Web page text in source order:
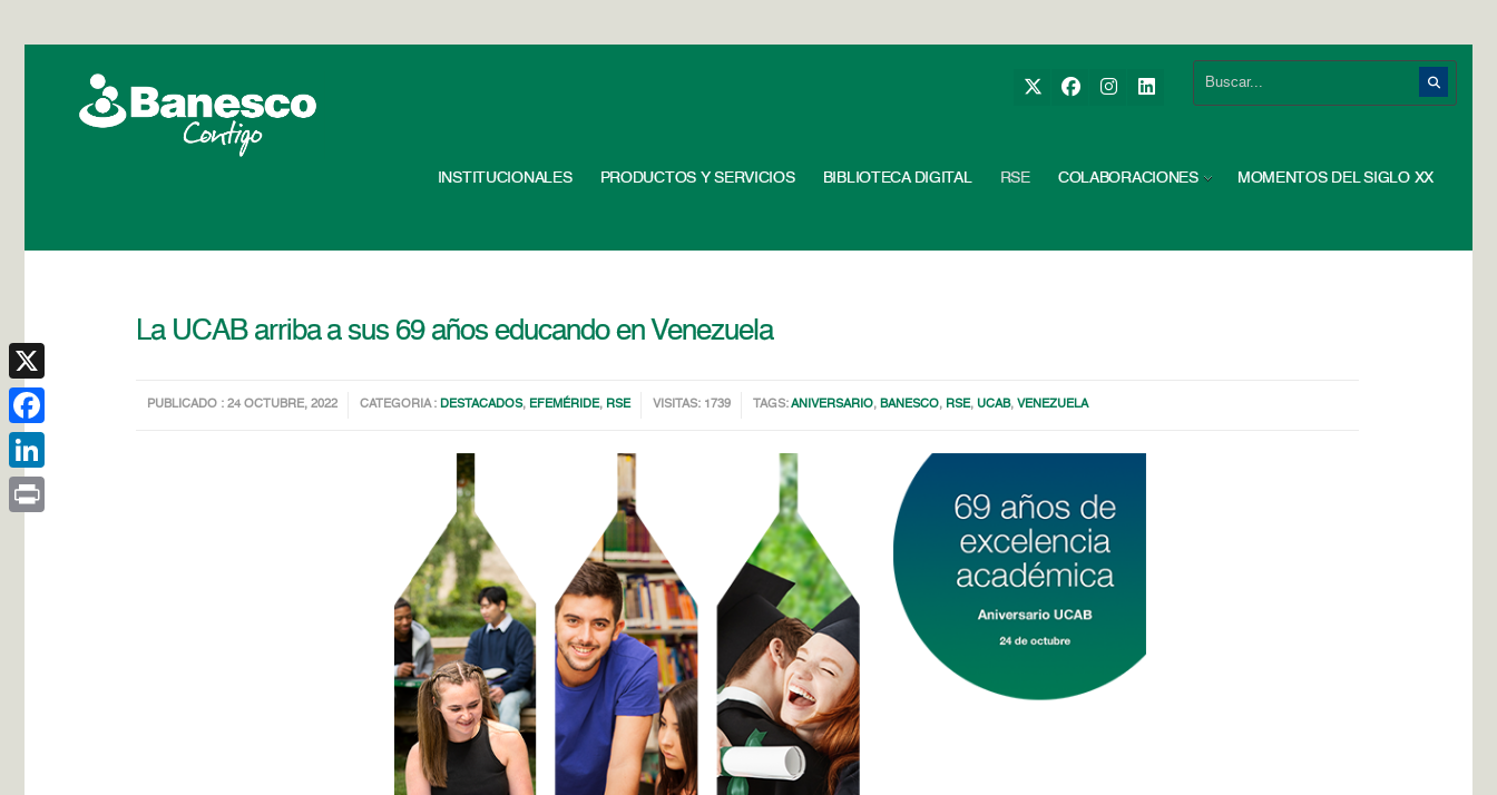
INSTITUCIONALES PRODUCTOS Y SERVICIOS BIBLIOTECA DIGITAL RSE COLABORACIONES MOMENTOS DEL SIGLO XX
La UCAB arriba a sus 69 años educando en Venezuela
PUBLICADO : 24 OCTUBRE, 2022 CATEGORIA : DESTACADOS, EFEMÉRIDE, RSE VISITAS: 1739 TAGS:ANIVERSARIO, BANESCO, RSE,UCAB,VENEZUELA
X
Facebook
LinkedIn